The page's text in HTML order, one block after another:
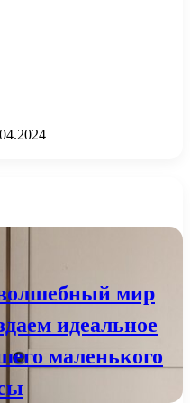
мир
идеальное
маленького